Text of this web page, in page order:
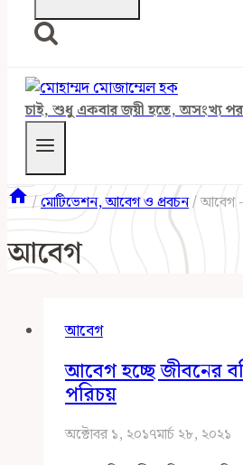
চাই, শুধু একবার জয়ী হতে, অসংখ্য
/মোটিভেশন, আবেগ ও প্রবচন/আবেগ
আবেগ
আবেগ
আবেগ হচ্ছে জীবনের
পরিচয়
অক্টোবর ১, ২০১৭মার্চ ২৮, ২০২১